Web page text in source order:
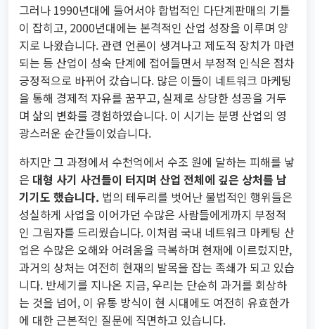
그러나 1990년대에 들어서야 합법적인 다단계판매의 기틀
이 잡히고, 2000년대에는 본격적인 산업 성장을 이루며 양
지로 나왔습니다. 관련 언론이 생겨나고 제도적 장치가 마련
되는 등 산업이 성숙 단계에 접어들면서 부정적 인식은 점차
긍정적으로 바뀌어 갔습니다. 많은 이들이 네트워크 마케팅
을 통해 경제적 자유를 꿈꾸고, 실제로 상당한 성공을 거두
며 삶의 변화를 경험하였습니다. 이 시기는 분명 산업의 영
광스러운 순간들이었습니다.
하지만 그 과정에서 수천억에서 수조 원에 달하는 피해를 낳
은 대형 사기 사건들이 터지며 산업 전체에 깊은 상처를 남
기기도 했습니다. 법의 테두리를 벗어난 불법적인 행위들은
성실하게 사업을 이어가던 수많은 사람들에게까지 부정적
인 그림자를 드리웠습니다. 이처럼 국내 네트워크 마케팅 산
업은 수많은 오해와 어려움을 극복하며 현재에 이르렀지만,
과거의 상처는 여전히 현재의 발목을 잡는 족쇄가 되고 있습
니다. 반세기를 지나온 지금, 우리는 단순히 과거를 회상하
는 것을 넘어, 이 유통 방식이 현 시대에도 여전히 유효한가
에 대한 근본적인 질문에 직면하고 있습니다.